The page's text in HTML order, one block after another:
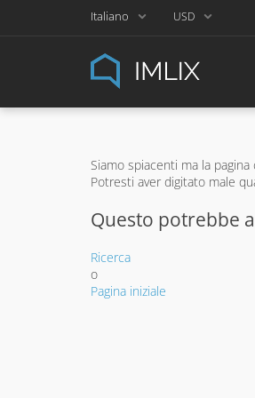
Italiano USD
Siamo spiacenti ma la
Potresti aver digitato male
Questo potrebbe
Ricerca
o
Pagina iniziale